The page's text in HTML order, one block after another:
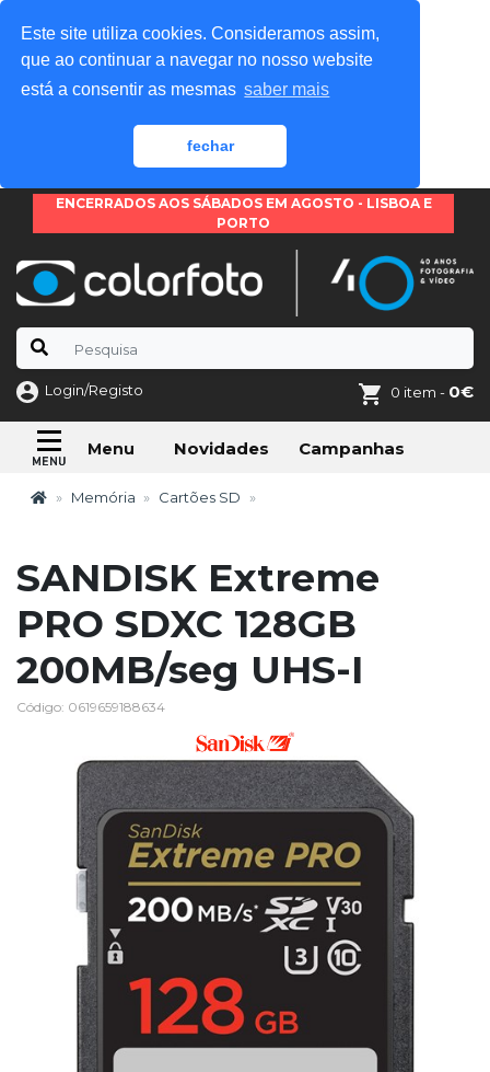
Este site utiliza cookies. Consideramos assim,
que ao continuar a navegar no nosso website
está a consentir as mesmas saber mais
fechar
ENCERRADOS AOS SÁBADOS EM AGOSTO - LISBOA E
PORTO
Login/Registo 0 item - 0€
Menu Novidades Campanhas
Memória Cartões SD
SANDISK Extreme
PRO SDXC 128GB
200MB/seg UHS-I
Código: 0619659188634